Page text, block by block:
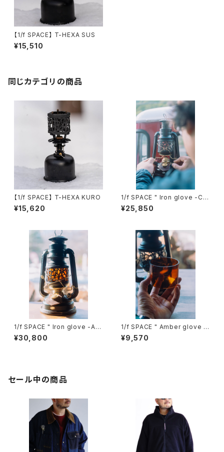
【1/f SPACE】 T-HEXA SUS
¥15,510
同じカテゴリの商品
【1/f SPACE】 T-HEXA KURO
¥15,620
1/f SPACE " Iron glove -Cle
ar- " アイロングローブ クリア
¥25,850
1/f SPACE " Iron glove -Am
ber- " アイロングローブ アン
バー
¥30,800
1/f SPACE " Amber glove "
アンバーグローブ （ガラスホヤ
のみ）
¥9,570
セール中の商品